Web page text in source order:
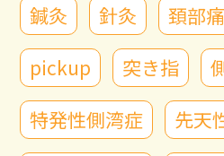
鍼灸
針灸 頚部痛
pickup
突き指
特発性側湾症
先天